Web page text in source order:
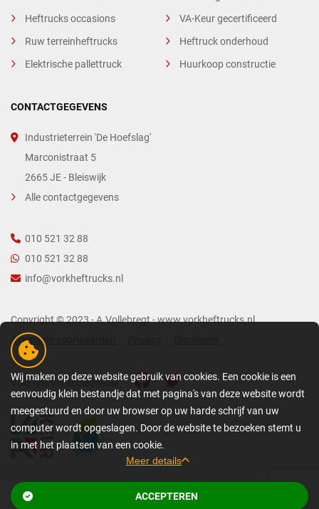
Heftrucks occasions
Ruw terreinheftrucks
Elektrische pallettruck
VA-Keur gecertificeerd
Heftruck onderhoud
Huurkoop constructie
CONTACTGEGEVENS
Industrieterrein 'De Hoefslag'
Marconistraat 5
2665 JE - Bleiswijk
Alle contactgegevens
010 521 32 88
010 521 32 88
info@vorkheftrucks.nl
Copyright © 2023 - A.Vollebregt - www.vorkheftrucks.nl
Algemene voorwaarden
Volg ons via socialmedia:
Bekijk gerelateerde pagina’s
Wij maken op deze website gebruik van cookies. Een cookie is een
eenvoudig klein bestandje dat met pagina's van deze website wordt
meegestuurd en door uw browser op uw harde schrijf van uw
computer wordt opgeslagen. Door de website te bezoeken stemt u
in met het plaatsen van een cookie.
Meer details
Een cookie is een eenvoudig klein bestandje dat met pagina's van deze
ACCEPTEREN